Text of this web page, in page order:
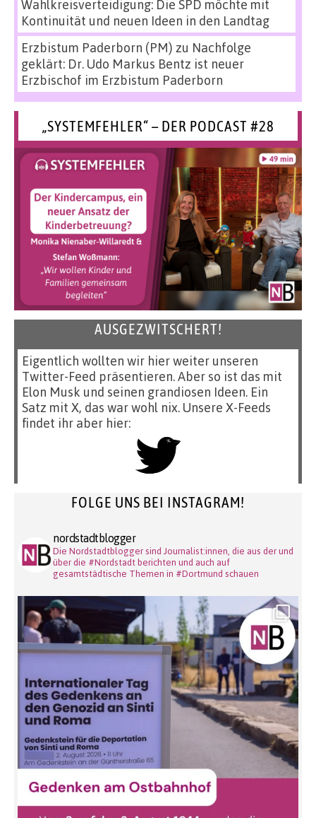
Wahlkreisverteidigung: Die SPD möchte mit
Kontinuität und neuen Ideen in den Landtag
Erzbistum Paderborn (PM) zu Nachfolge
geklärt: Dr. Udo Markus Bentz ist neuer
Erzbischof im Erzbistum Paderborn
„SYSTEMFEHLER“ – DER PODCAST #28
AUSGEZWITSCHERT!
Eigentlich wollten wir hier weiter unseren
Twitter-Feed präsentieren. Aber so ist das mit
Elon Musk und seinen grandiosen Ideen. Ein
Satz mit X, das war wohl nix. Unsere X-Feeds
findet ihr aber hier:
FOLGE UNS BEI INSTAGRAM!
nordstadtblogger
Die Nordstadtblogger sind Journalist:innen, die aus der und
über die #Nordstadt berichten und auch auf
gesamtstädtische Themen in #Dortmund schauen